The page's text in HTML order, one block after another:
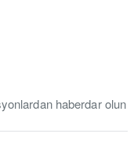
haberdar olun